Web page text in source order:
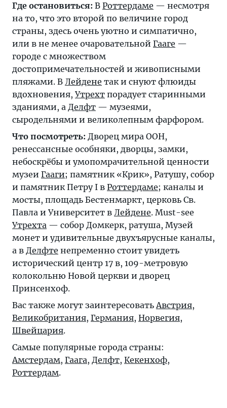
Где остановиться: В Роттердаме — несмотря
на то, что это второй по величине город
страны, здесь очень уютно и симпатично,
или в не менее очаровательной Гааге —
городе с множеством
достопримечательностей и живописными
пляжами. В Лейдене так и снуют флюиды
вдохновения, Утрехт порадует старинными
зданиями, а Делфт — музеями,
сыродельнями и великолепным фарфором.
Что посмотреть: Дворец мира ООН,
ренессансные особняки, дворцы, замки,
небоскрёбы и умопомрачительной ценности
музеи Гааги; памятник «Крик», Ратушу, собор
и памятник Петру I в Роттердаме; каналы и
мосты, площадь Бестенмаркт, церковь Св.
Павла и Университет в Лейдене. Must-see
Утрехта — собор Домкерк, ратуша, Музей
монет и удивительные двухъярусные каналы,
а в Делфте непременно стоит увидеть
исторический центр 17 в, 109-метровую
колокольню Новой церкви и дворец
Принсенхоф.
Вас также могут заинтересоватьАвстрия,
Великобритания, Германия, Норвегия,
Швейцария.
Самые популярные города страны:
Амстердам, Гаага, Делфт, Кекенхоф,
Роттердам.